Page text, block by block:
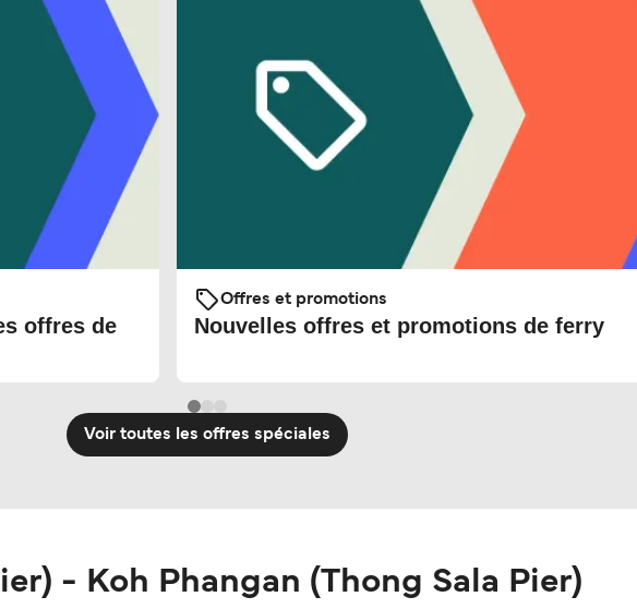
offres de
Offres et promotions
Nouvelles offres et promotions de ferry
Voir toutes les offres spéciales
- Koh Phangan (Thong Sala Pier)